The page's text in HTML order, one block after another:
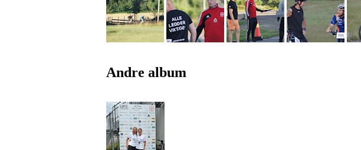
Andre album